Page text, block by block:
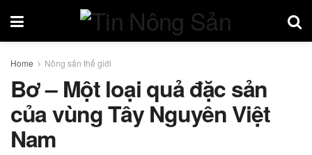
Home Nông sản thế giới
Bơ – Một loại quả đặc sản
của vùng Tây Nguyên Việt
Nam